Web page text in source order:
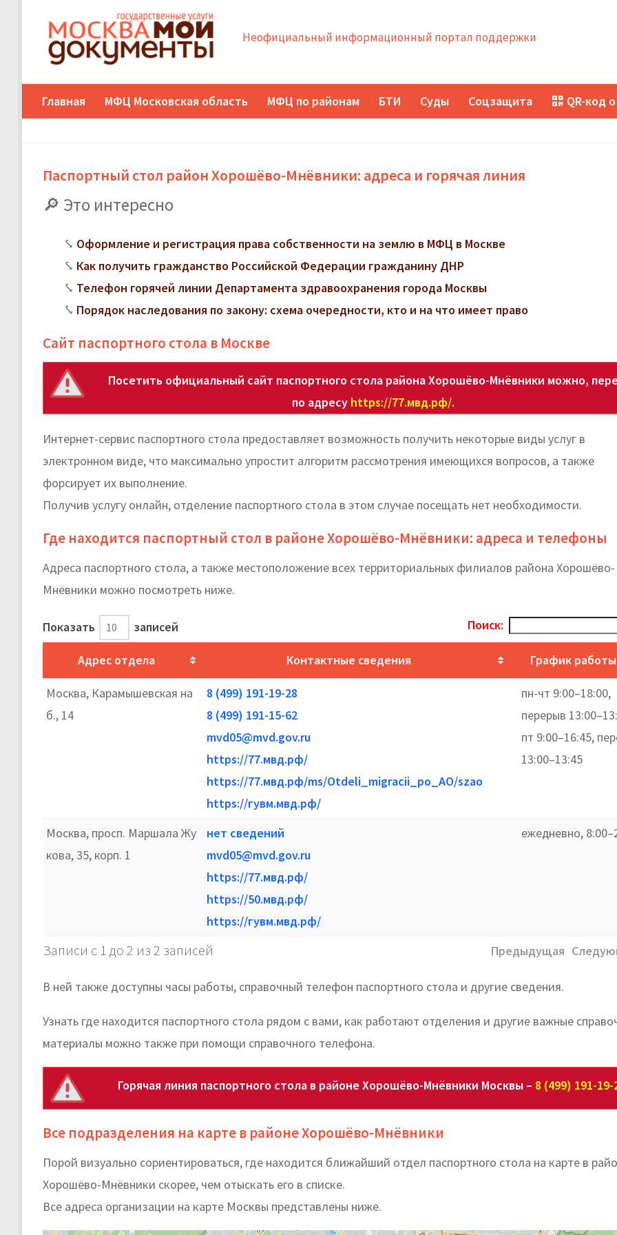
Неофициальный информационный портал поддержки
Главная МФЦ Московская область МФЦ по районам БТИ Суды Соцзащита QR-код
Паспортный стол район Хорошёво-Мнёвники: адреса и горячая линия
Это интересно
Оформление и регистрация права собственности на землю в МФЦ в Москве
Как получить гражданство Российской Федерации гражданину ДНР
Телефон горячей линии Департамента здравоохранения города Москвы
Порядок наследования по закону: схема очередности, кто и на что имеет право
Сайт паспортного стола в Москве
Посетить официальный сайт паспортного стола района Хорошёво-Мнёвники можно,
по адресу https://77.мвд.рф/.
Интернет-сервис паспортного стола предоставляет возможность получить некоторые виды услуг в
электронном виде, что максимально упростит алгоритм рассмотрения имеющихся вопросов, а также
форсирует их выполнение.
Получив услугу онлайн, отделение паспортного стола в этом случае посещать нет необходимости.
Где находится паспортный стол в районе Хорошёво-Мнёвники: адреса и телефоны
Адреса паспортного стола, а также местоположение всех территориальных филиалов района Хорошёво-
Мнёвники можно посмотреть ниже.
Показать записей Поиск:
Адрес отдела Контактные сведения График работы
Москва, Карамышевская на
б., 14
8 (499) 191-19-28
8 (499) 191-15-62
mvd05@mvd.gov.ru
https://77.мвд.рф/
https://77.мвд.рф/ms/Otdeli_migracii_po_AO/szao
https://гувм.мвд.рф/
пн-чт 9:00–18:00,
перерыв
пт 9:00–16:45,
13:00–13:45
Москва, просп. Маршала Жу
кова, 35, корп. 1
нет сведений
mvd05@mvd.gov.ru
https://77.мвд.рф/
https://50.мвд.рф/
https://гувм.мвд.рф/
ежедневно,
Записи с 1 до 2 из 2 записей Предыдущая
В ней также доступны часы работы, справочный телефон паспортного стола и другие сведения.
Узнать где находится паспортного стола рядом с вами, как работают отделения и другие важные
материалы можно также при помощи справочного телефона.
Горячая линия паспортного стола в районе Хорошёво-Мнёвники Москвы – 8 (499) 191-19-
Все подразделения на карте в районе Хорошёво-Мнёвники
Порой визуально сориентироваться, где находится ближайший отдел паспортного стола на карте в
Хорошёво-Мнёвники скорее, чем отыскать его в списке.
Все адреса организации на карте Москвы представлены ниже.